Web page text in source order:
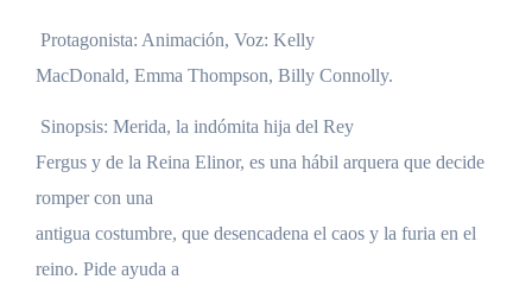
Protagonista: Animación, Voz: Kelly
MacDonald, Emma Thompson, Billy Connolly.
Sinopsis: Merida, la indómita hija del Rey
Fergus y de la Reina Elinor, es una hábil arquera que decide
romper con una
antigua costumbre, que desencadena el caos y la furia en el
reino. Pide ayuda a